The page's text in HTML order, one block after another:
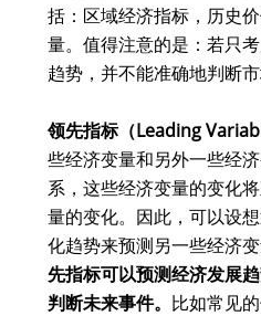
括：区域经济指标，历史
量。值得注意的是：若只
趋势，并不能准确地判断市
领先指标（Leading
些经济变量和另外一些经
系，这些经济变量的变化
量的变化。因此，可以设
化趋势来预测另一些经济变
先指标可以预测经济发展
判断未来事件。 比如常见